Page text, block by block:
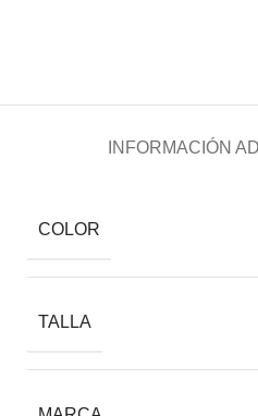
INFORMACIÓN
COLOR
TALLA